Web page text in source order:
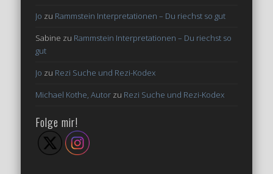
Jo zu Rammstein Interpretationen – Du riechst so gut
Sabine zu Rammstein Interpretationen – Du riechst so
gut
Jo zu Rezi Suche und Rezi-Kodex
Michael Kothe, Autor zu Rezi Suche und Rezi-Kodex
Folge mir!